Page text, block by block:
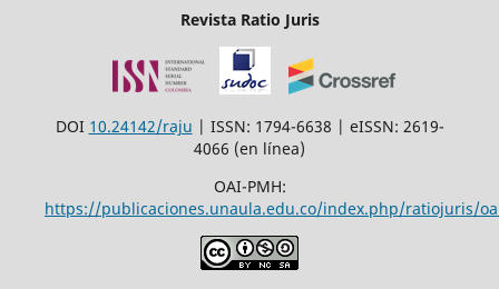
Revista Ratio Juris
DOI 10.24142/raju | ISSN: 1794-6638 | eISSN: 2619-
4066 (en línea)
OAI-PMH:
https://publicaciones.unaula.edu.co/index.php/ratiojuris/